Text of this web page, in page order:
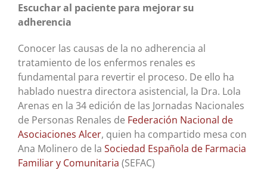
Escuchar al paciente para mejorar su
adherencia
Conocer las causas de la no adherencia al
tratamiento de los enfermos renales es
fundamental para revertir el proceso. De ello ha
hablado nuestra directora asistencial, la Dra. Lola
Arenas en la 34 edición de las Jornadas Nacionales
de Personas Renales de Federación Nacional de
Asociaciones Alcer, quien ha compartido mesa con
Ana Molinero de la Sociedad Española de Farmacia
Familiar y Comunitaria (SEFAC)